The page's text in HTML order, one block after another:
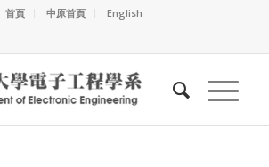
首頁 中原首頁 English